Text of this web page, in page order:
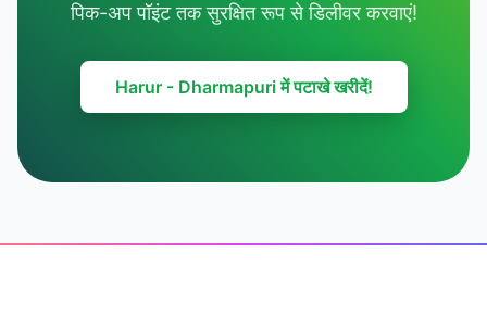
पिक-अप पॉइंट तक सुरक्षित रूप से डिलीवर करवाएं!
Harur - Dharmapuri में पटाखे खरीदें!